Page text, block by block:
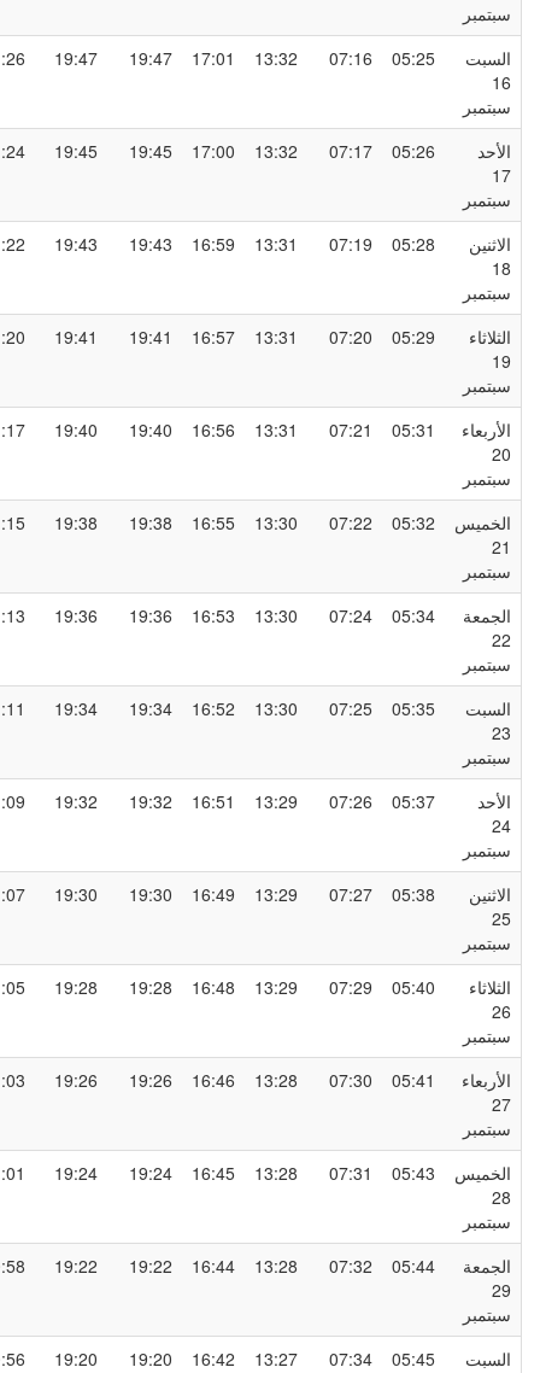
05:25
07:16
13:32
17:01
19:47
19:47
21:26
05:26
07:17
13:32
17:00
19:45
19:45
21:24
05:28
07:19
13:31
16:59
19:43
19:43
21:22
05:29
07:20
13:31
16:57
19:41
19:41
21:20
05:31
07:21
13:31
16:56
19:40
19:40
21:17
05:32
07:22
13:30
16:55
19:38
19:38
21:15
05:34
07:24
13:30
16:53
19:36
19:36
21:13
05:35
07:25
13:30
16:52
19:34
19:34
21:11
05:37
07:26
13:29
16:51
19:32
19:32
21:09
05:38
07:27
13:29
16:49
19:30
19:30
21:07
05:40
07:29
13:29
16:48
19:28
19:28
21:05
05:41
07:30
13:28
16:46
19:26
19:26
21:03
05:43
07:31
13:28
16:45
19:24
19:24
21:01
05:44
07:32
13:28
16:44
19:22
19:22
20:58
05:45
07:34
13:27
16:42
19:20
19:20
20:56